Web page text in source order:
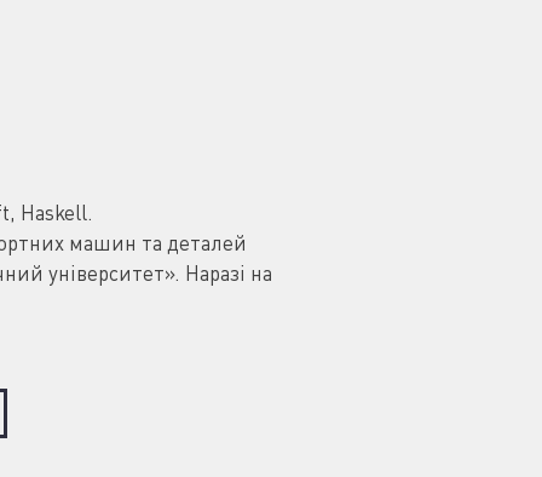
Haskell.
машин та деталей
університет». Наразі на